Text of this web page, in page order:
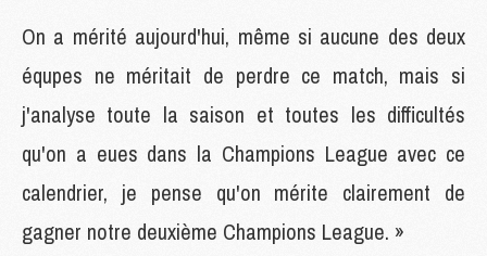
On a mérité aujourd'hui, même si aucune des deux
équpes ne méritait de perdre ce match, mais si
j'analyse toute la saison et toutes les difficultés
qu'on a eues dans la Champions League avec ce
calendrier, je pense qu'on mérite clairement de
gagner notre deuxième Champions League. »